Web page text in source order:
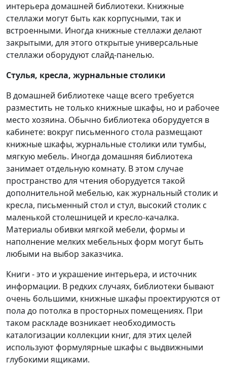
интерьера домашней библиотеки. Книжные
стеллажи могут быть как корпусными, так и
встроенными. Иногда книжные стеллажи делают
закрытыми, для этого открытые универсальные
стеллажи оборудуют слайд-панелью.
Стулья, кресла, журнальные столики
В домашней библиотеке чаще всего требуется
разместить не только книжные шкафы, но и рабочее
место хозяина. Обычно библиотека оборудуется в
кабинете: вокруг письменного стола размещают
книжные шкафы, журнальные столики или тумбы,
мягкую мебель. Иногда домашняя библиотека
занимает отдельную комнату. В этом случае
пространство для чтения оборудуется такой
дополнительной мебелью, как журнальный столик и
кресла, письменный стол и стул, высокий столик с
маленькой столешницей и кресло-качалка.
Материалы обивки мягкой мебели, формы и
наполнение мелких мебельных форм могут быть
любыми на выбор заказчика.
Книги - это и украшение интерьера, и источник
информации. В редких случаях, библиотеки бывают
очень большими, книжные шкафы проектируются от
пола до потолка в просторных помещениях. При
таком раскладе возникает необходимость
каталогизации коллекции книг, для этих целей
используют формулярные шкафы с выдвижными
глубокими ящиками.